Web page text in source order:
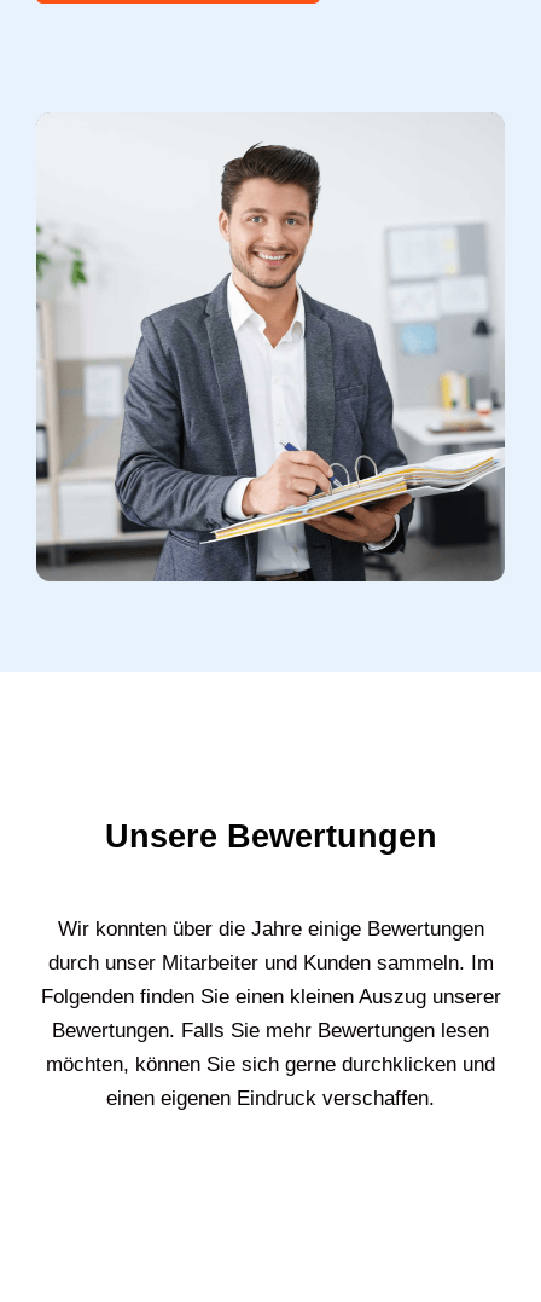
Unsere Bewertungen
Wir konnten über die Jahre einige Bewertungen
durch unser Mitarbeiter und Kunden sammeln. Im
Folgenden finden Sie einen kleinen Auszug unserer
Bewertungen. Falls Sie mehr Bewertungen lesen
möchten, können Sie sich gerne durchklicken und
einen eigenen Eindruck verschaffen.